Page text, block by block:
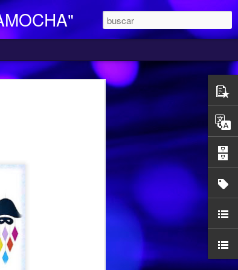
e individualizada a la persona
proporciona respiro y
la C/ Charles Chaplin s/n,
utilizar los autobuses de
línea L16, que cubre el
con frecuencias de 20
funcionamiento es
Más información en el propio